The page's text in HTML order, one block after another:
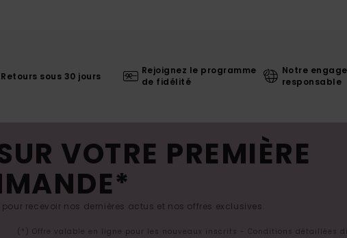
Retours sous 30 jours
Rejoignez le programme
de fidélité
Notre
responsable
VOTRE PREMIÈRE
recevoir nos dernières actus et nos offres exclusives.
(*) Offre valable en ligne pour les nouveaux inscrits - Conditions détaillées